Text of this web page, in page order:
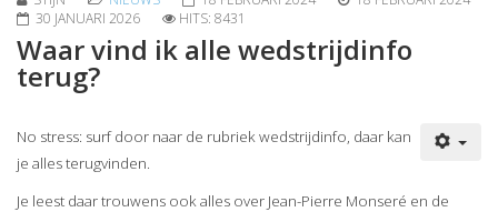
30 JANUARI 2026
HITS: 8431
Waar vind ik alle wedstrijdinfo
terug?
No stress: surf door naar de rubriek wedstrijdinfo, daar kan
je alles terugvinden.
Je leest daar trouwens ook alles over Jean-Pierre Monseré en de